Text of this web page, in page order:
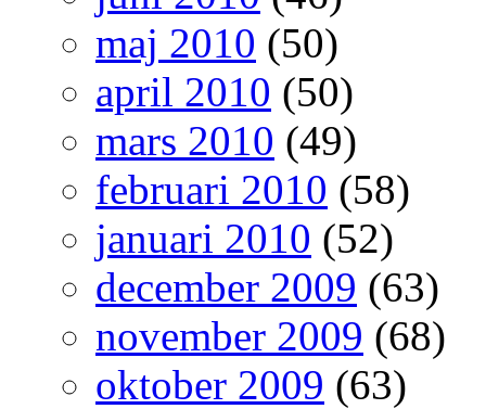
maj 2010 (50)
april 2010 (50)
mars 2010 (49)
februari 2010 (58)
januari 2010 (52)
december 2009 (63)
november 2009 (68)
oktober 2009 (63)